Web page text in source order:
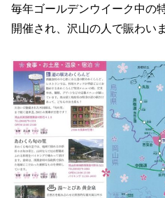
毎年ゴールデンウイーク中の
開催され、沢山の人で賑わいま